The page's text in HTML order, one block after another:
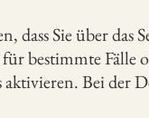
dass Sie über
bestimmte Fälle
aktivieren. Bei